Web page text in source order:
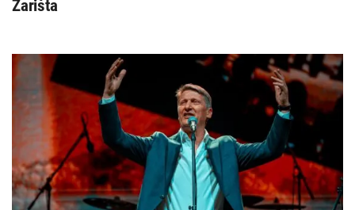
Žarišta